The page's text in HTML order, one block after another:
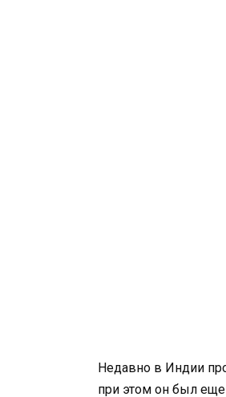
Недавно в Индии
при этом он был еще